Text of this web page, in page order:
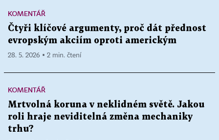
KOMENTÁŘ
Čtyři klíčové argumenty, proč dát přednost
evropským akciím oproti americkým
28. 5. 2026 ▪ 2 min. čtení
KOMENTÁŘ
Mrtvolná koruna v neklidném světě. Jakou
roli hraje neviditelná změna mechaniky
trhu?